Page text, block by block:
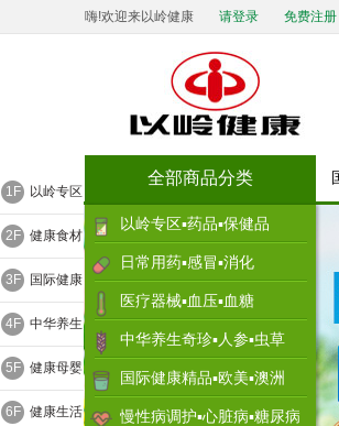
嗨!欢迎来以岭健康 请登录 免费注册
以岭专区▪药品▪保健品
日常用药▪感冒▪消化
医疗器械▪血压▪血糖
中华养生奇珍▪人参▪虫草
国际健康精品▪欧美▪澳洲
慢性病调护▪心脏病▪糖尿病
全部商品分类
1F 以岭专区
2F 健康食材
3F 国际健康
4F 中华养生
5F 健康母婴
6F 健康生活